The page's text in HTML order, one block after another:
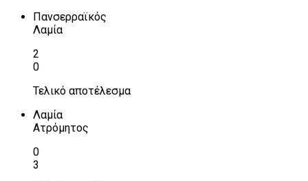
Πανσερραϊκός
Λαμία
2
0
Τελικό αποτέλεσμα
Λαμία
Ατρόμητος
0
3